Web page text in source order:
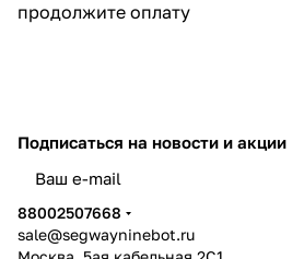
продолжите оплату
Подписаться на новости и акции
88002507668
sale@segwayninebot.ru